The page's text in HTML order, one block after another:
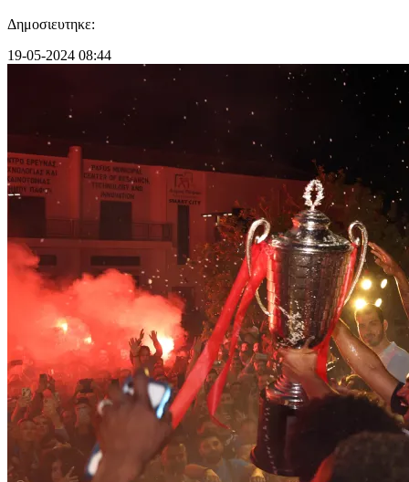
Δημοσιευτηκε:
19-05-2024 08:44